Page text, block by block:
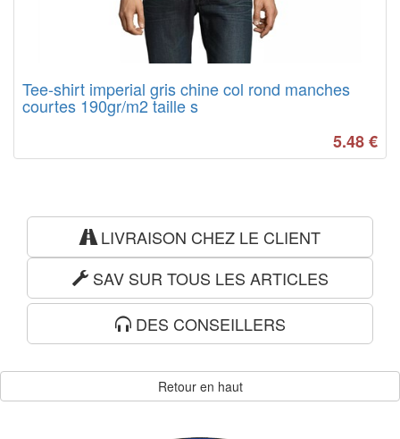
Tee-shirt imperial gris chine col rond manches
courtes 190gr/m2 taille s
5.48€
LIVRAISON CHEZ LE CLIENT
SAV SUR TOUS LES ARTICLES
DES CONSEILLERS
Retour en haut